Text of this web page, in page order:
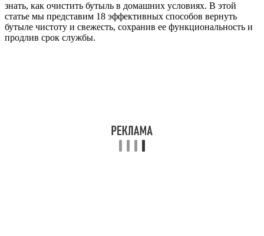
знать, как очистить бутыль в домашних условиях. В этой
статье мы представим 18 эффективных способов вернуть
бутыле чистоту и свежесть, сохранив ее функциональность и
продлив срок службы.